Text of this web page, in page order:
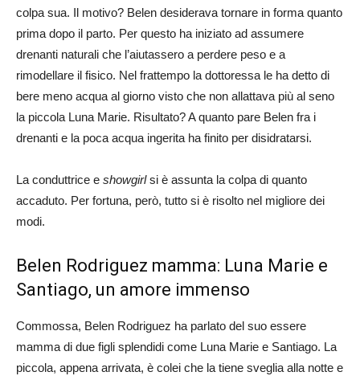
colpa sua. Il motivo? Belen desiderava tornare in forma quanto
prima dopo il parto. Per questo ha iniziato ad assumere
drenanti naturali che l’aiutassero a perdere peso e a
rimodellare il fisico. Nel frattempo la dottoressa le ha detto di
bere meno acqua al giorno visto che non allattava più al seno
la piccola Luna Marie. Risultato? A quanto pare Belen fra i
drenanti e la poca acqua ingerita ha finito per disidratarsi.
La conduttrice e showgirlsi è assunta la colpa di quanto
accaduto. Per fortuna, però, tutto si è risolto nel migliore dei
modi.
Belen Rodriguez mamma: Luna Marie e
Santiago, un amore immenso
Commossa, Belen Rodriguez ha parlato del suo essere
mamma di due figli splendidi come Luna Marie e Santiago. La
piccola, appena arrivata, è colei che la tiene sveglia alla notte e